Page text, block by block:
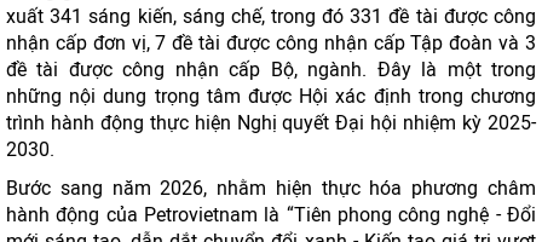
xuất 341 sáng kiến, sáng chế, trong đó 331 đề tài được công
nhận cấp đơn vị, 7 đề tài được công nhận cấp Tập đoàn và 3
đề tài được công nhận cấp Bộ, ngành. Đây là một trong
những nội dung trọng tâm được Hội xác định trong chương
trình hành động thực hiện Nghị quyết Đại hội nhiệm kỳ 2025-
2030.
Bước sang năm 2026, nhằm hiện thực hóa phương châm
hành động của Petrovietnam là “Tiên phong công nghệ - Đổi